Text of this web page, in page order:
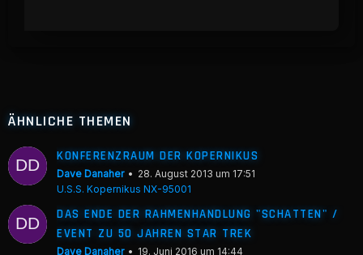
ÄHNLICHE THEMEN
KONFERENZRAUM DER KOPERNIKUS
Dave Danaher
28. August 2013 um 17:51
U.S.S. Kopernikus NX-95001
DAS ENDE DER RAHMENHANDLUNG "SCHATTEN" /
EVENT ZU 50 JAHREN STAR TREK
Dave Danaher 19. Juni 2016 um 14:44